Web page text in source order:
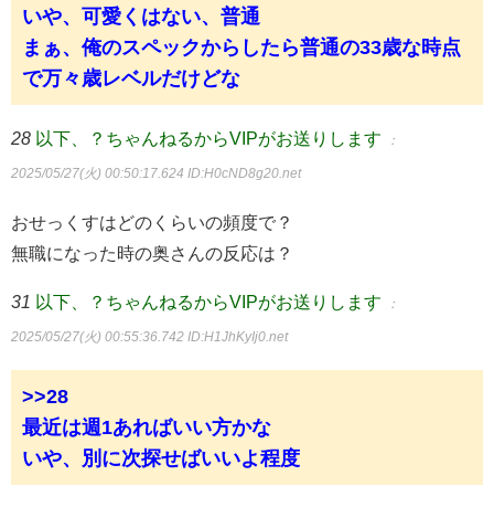
いや、可愛くはない、普通
まぁ、俺のスペックからしたら普通の33歳な時点
で万々歳レベルだけどな
28 以下、？ちゃんねるからVIPがお送りします ：
2025/05/27(火) 00:50:17.624 ID:H0cND8g20.net
おせっくすはどのくらいの頻度で？
無職になった時の奥さんの反応は？
31 以下、？ちゃんねるからVIPがお送りします ：
2025/05/27(火) 00:55:36.742 ID:H1JhKyIj0.net
>>28
最近は週1あればいい方かな
いや、別に次探せばいいよ程度